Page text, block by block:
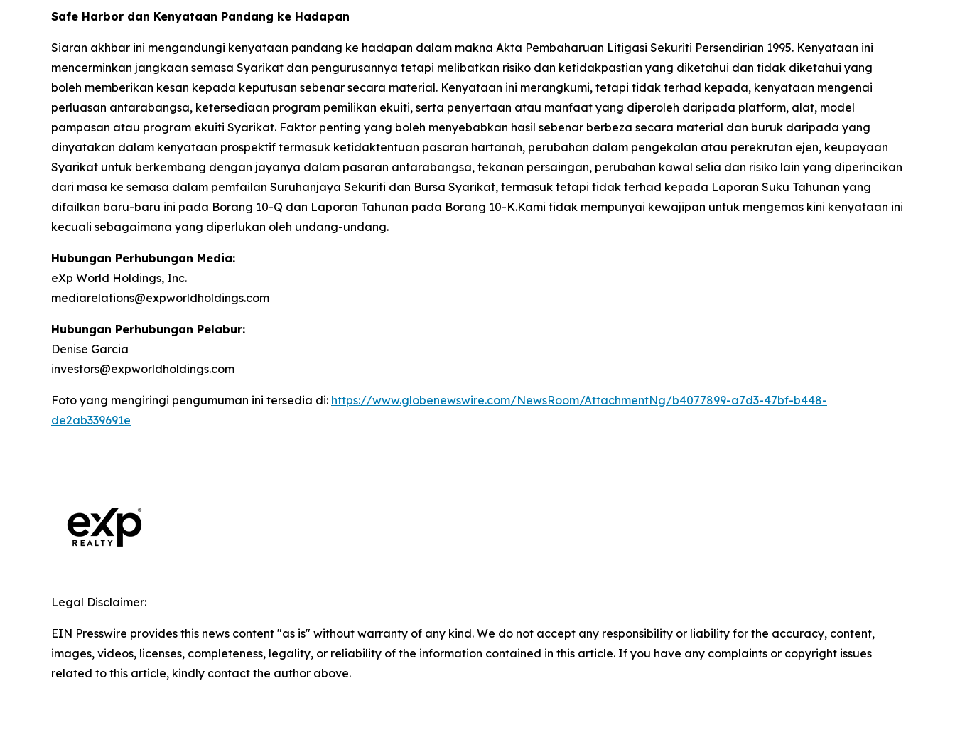
Safe Harbor dan Kenyataan Pandang ke Hadapan
Siaran akhbar ini mengandungi kenyataan pandang ke hadapan dalam makna Akta Pembaharuan Litigasi Sekuriti Persendirian 1995. Kenyataan ini
mencerminkan jangkaan semasa Syarikat dan pengurusannya tetapi melibatkan risiko dan ketidakpastian yang diketahui dan tidak diketahui yang
boleh memberikan kesan kepada keputusan sebenar secara material. Kenyataan ini merangkumi, tetapi tidak terhad kepada, kenyataan mengenai
perluasan antarabangsa, ketersediaan program pemilikan ekuiti, serta penyertaan atau manfaat yang diperoleh daripada platform, alat, model
pampasan atau program ekuiti Syarikat. Faktor penting yang boleh menyebabkan hasil sebenar berbeza secara material dan buruk daripada yang
dinyatakan dalam kenyataan prospektif termasuk ketidaktentuan pasaran hartanah, perubahan dalam pengekalan atau perekrutan ejen, keupayaan
Syarikat untuk berkembang dengan jayanya dalam pasaran antarabangsa, tekanan persaingan, perubahan kawal selia dan risiko lain yang diperincikan
dari masa ke semasa dalam pemfailan Suruhanjaya Sekuriti dan Bursa Syarikat, termasuk tetapi tidak terhad kepada Laporan Suku Tahunan yang
difailkan baru-baru ini pada Borang 10-Q dan Laporan Tahunan pada Borang 10-K.Kami tidak mempunyai kewajipan untuk mengemas kini kenyataan ini
kecuali sebagaimana yang diperlukan oleh undang-undang.
Hubungan Perhubungan Media:
eXp World Holdings, Inc.
mediarelations@expworldholdings.com
Hubungan Perhubungan Pelabur:
Denise Garcia
investors@expworldholdings.com
Foto yang mengiringi pengumuman ini tersedia di: https://www.globenewswire.com/NewsRoom/AttachmentNg/b4077899-a7d3-47bf-b448-
de2ab339691e
Legal Disclaimer:
EIN Presswire provides this news content "as is" without warranty of any kind. We do not accept any responsibility or liability for the accuracy, content,
images, videos, licenses, completeness, legality, or reliability of the information contained in this article. If you have any complaints or copyright issues
related to this article, kindly contact the author above.